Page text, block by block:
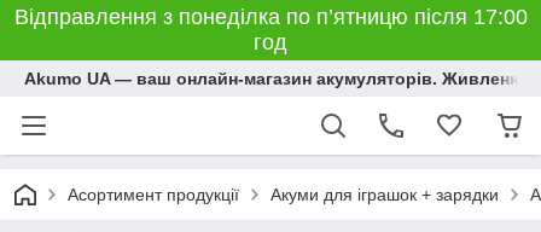
Відправлення з понеділка по п’ятницю після 17:00
год
Akumo UA — ваш онлайн-магазин акумуляторів. Живлення,
Асортимент продукції Акуми для іграшок + зарядки